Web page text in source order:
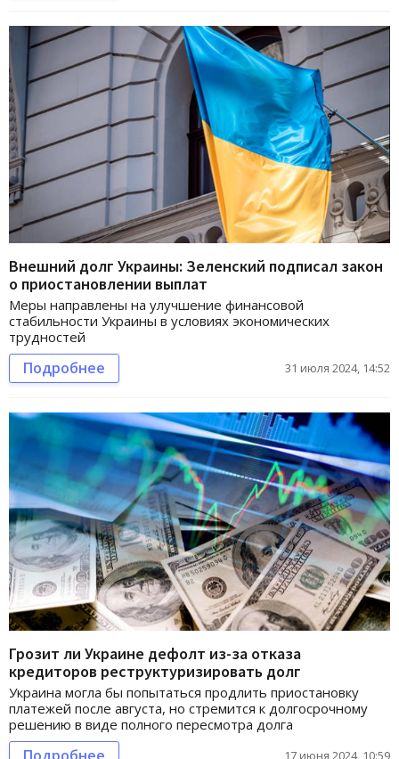
Внешний долг Украины: Зеленский подписал закон
о приостановлении выплат
Меры направлены на улучшение финансовой
стабильности Украины в условиях экономических
трудностей
Подробнее 31 июля 2024, 14:52
Грозит ли Украине дефолт из-за отказа
кредиторов реструктуризировать долг
Украина могла бы попытаться продлить приостановку
платежей после августа, но стремится к долгосрочному
решению в виде полного пересмотра долга
17 июня 2024, 10:59